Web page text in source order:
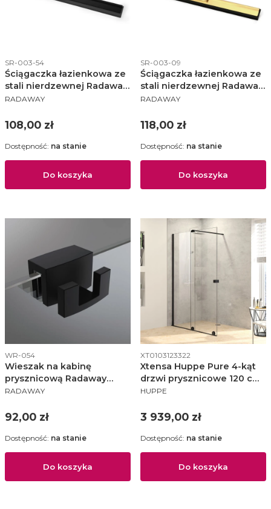
Kod produktu
SR-003-54
Ściągaczka łazienkowa ze
stali nierdzewnej Radaway
+ uchwyt czarna - SR-003-
PRODUCENT
RADAWAY
Cena
108,00 zł
Do koszyka
Dostępność: na stanie
Kod produktu
SR-003-09
Ściągaczka łazienkowa ze
stali nierdzewnej Radaway
+ uchwyt złoty - SR-003-09
PRODUCENT
RADAWAY
Cena
118,00 zł
Do koszyka
Dostępność: na stanie
Kod produktu
WR-054
Wieszak na kabinę
prysznicową Radaway
czarny - WR-054
PRODUCENT
RADAWAY
Cena
92,00 zł
Do koszyka
Dostępność: na stanie
Kod produktu
XT0103123322
Xtensa Huppe Pure 4-kąt
drzwi prysznicowe 120 cm
lewe czarny mat/szkło
PRODUCENT
HUPPE
Cena
3 939,00 zł
Do koszyka
Dostępność: na stanie